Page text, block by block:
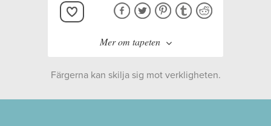
Mer om tapeten
Färgerna kan skilja sig mot verkligheten.